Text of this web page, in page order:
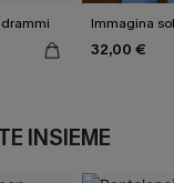
Immagina
32,00 €
INSIEME